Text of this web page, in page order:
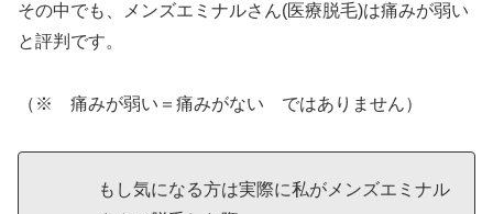
その中でも、メンズエミナルさん(医療脱毛)は痛みが弱い
と評判です。
（※ 痛みが弱い＝痛みがない ではありません）
もし気になる方は実際に私がメンズエミナル